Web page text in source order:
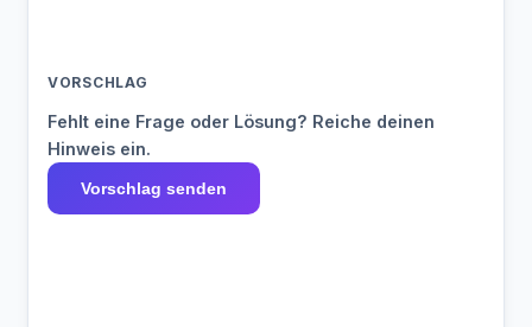
VORSCHLAG
Fehlt eine Frage oder Lösung? Reiche deinen
Hinweis ein.
Vorschlag senden